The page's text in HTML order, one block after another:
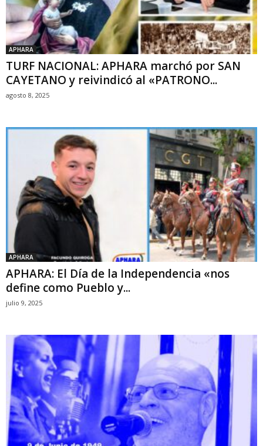
APHARA
TURF NACIONAL: APHARA marchó por SAN
CAYETANO y reivindicó al «PATRONO...
agosto 8, 2025
APHARA
APHARA: El Día de la Independencia «nos
define como Pueblo y...
julio 9, 2025